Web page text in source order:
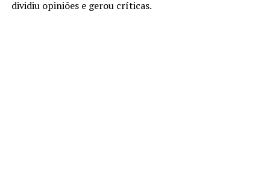
dividiu opiniões e gerou críticas.